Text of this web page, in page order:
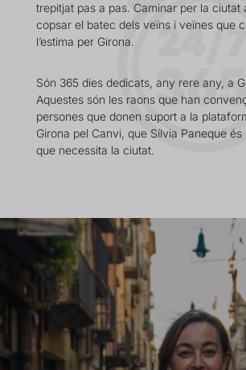
trepitjat pas a pas. Caminar per la ciutat
copsar el batec dels veïns i veïnes que
l’estima per Girona.
Són 365 dies dedicats, any rere any, a
Aquestes són les raons que han
persones que donen suport a la
Girona pel Canvi, que Sílvia Paneque és
que necessita la ciutat.